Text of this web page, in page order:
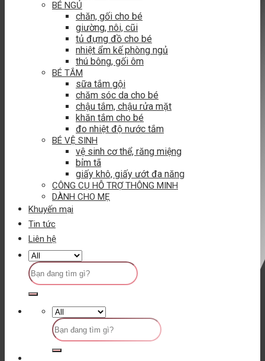
BÉ NGỦ
chăn, gối cho bé
giường, nôi, cũi
tủ đựng đồ cho bé
nhiệt ẩm kế phòng ngủ
thú bông, gối ôm
BÉ TẮM
sữa tắm gội
chăm sóc da cho bé
chậu tắm, chậu rửa mặt
khăn tắm cho bé
đo nhiệt độ nước tắm
BÉ VỆ SINH
vệ sinh cơ thể, răng miệng
bỉm tã
giấy khô, giấy ướt đa năng
CÔNG CỤ HỖ TRỢ THÔNG MINH
DÀNH CHO MẸ
Khuyến mại
Tin tức
Liên hệ
Tìm
kiếm:
Tìm
kiếm: